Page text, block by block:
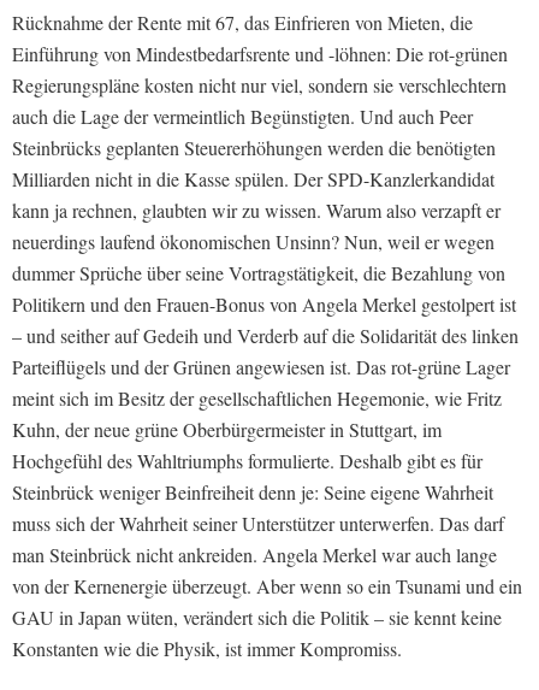
Rücknahme der Rente mit 67, das Einfrieren von Mieten, die
Einführung von Mindestbedarfsrente und -löhnen: Die rot-grünen
Regierungspläne kosten nicht nur viel, sondern sie verschlechtern
auch die Lage der vermeintlich Begünstigten. Und auch Peer
Steinbrücks geplanten Steuererhöhungen werden die benötigten
Milliarden nicht in die Kasse spülen. Der SPD-Kanzlerkandidat
kann ja rechnen, glaubten wir zu wissen. Warum also verzapft er
neuerdings laufend ökonomischen Unsinn? Nun, weil er wegen
dummer Sprüche über seine Vortragstätigkeit, die Bezahlung von
Politikern und den Frauen-Bonus von Angela Merkel gestolpert ist
– und seither auf Gedeih und Verderb auf die Solidarität des linken
Parteiflügels und der Grünen angewiesen ist. Das rot-grüne Lager
meint sich im Besitz der gesellschaftlichen Hegemonie, wie Fritz
Kuhn, der neue grüne Oberbürgermeister in Stuttgart, im
Hochgefühl des Wahltriumphs formulierte. Deshalb gibt es für
Steinbrück weniger Beinfreiheit denn je: Seine eigene Wahrheit
muss sich der Wahrheit seiner Unterstützer unterwerfen. Das darf
man Steinbrück nicht ankreiden. Angela Merkel war auch lange
von der Kernenergie überzeugt. Aber wenn so ein Tsunami und ein
GAU in Japan wüten, verändert sich die Politik – sie kennt keine
Konstanten wie die Physik, ist immer Kompromiss.